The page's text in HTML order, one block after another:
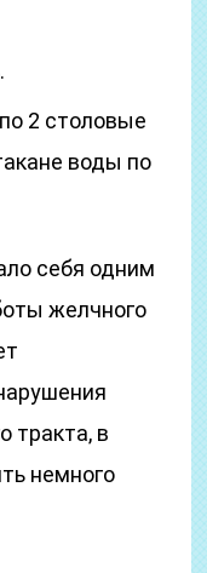
2 столовые
воды по
себя одним
желчного
тракта, в
немного